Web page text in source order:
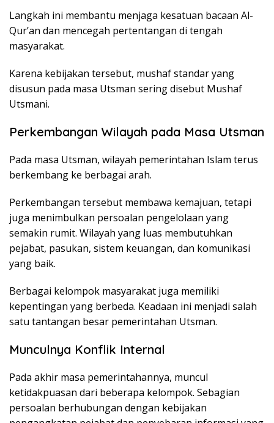
Langkah ini membantu menjaga kesatuan bacaan Al-
Qur’an dan mencegah pertentangan di tengah
masyarakat.
Karena kebijakan tersebut, mushaf standar yang
disusun pada masa Utsman sering disebut Mushaf
Utsmani.
Perkembangan Wilayah pada Masa Utsman
Pada masa Utsman, wilayah pemerintahan Islam terus
berkembang ke berbagai arah.
Perkembangan tersebut membawa kemajuan, tetapi
juga menimbulkan persoalan pengelolaan yang
semakin rumit. Wilayah yang luas membutuhkan
pejabat, pasukan, sistem keuangan, dan komunikasi
yang baik.
Berbagai kelompok masyarakat juga memiliki
kepentingan yang berbeda. Keadaan ini menjadi salah
satu tantangan besar pemerintahan Utsman.
Munculnya Konflik Internal
Pada akhir masa pemerintahannya, muncul
ketidakpuasan dari beberapa kelompok. Sebagian
persoalan berhubungan dengan kebijakan